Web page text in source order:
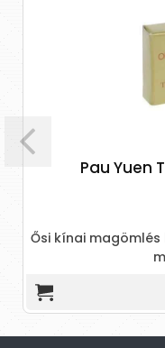
Pau Yuen
Ősi kínai